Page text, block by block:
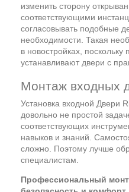
изменить сторону
соответствующими
согласовывать подобные
необходимости. Такая
в новостройках, поскольку
устанавливают двери с
Монтаж входных
Установка входной Двери
довольно не простой
соответствующих
навыков и знаний.
сложно. Поэтому лучше
специалистам.
Профессиональный